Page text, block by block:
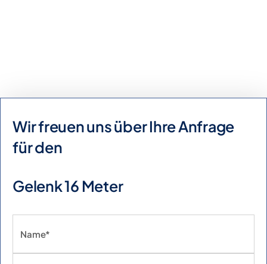
Wir freuen uns über Ihre Anfrage
für den
Gelenk 16 Meter